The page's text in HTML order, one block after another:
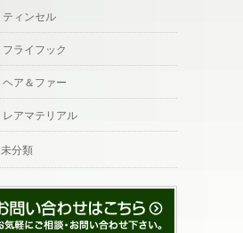
ティンセル
フライフック
ヘア＆ファー
レアマテリアル
未分類